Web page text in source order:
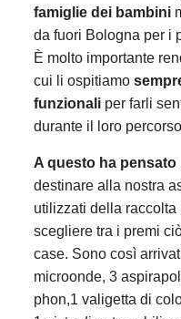
famiglie dei bambini
da fuori Bologna per i
È molto importante
cui li ospitiamo
funzionali per farli
durante il loro
A questo ha pensato
destinare alla nostra
utilizzati della
scegliere tra i premi
case. Sono così
microonde, 3
phon,1 valigetta di